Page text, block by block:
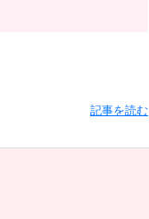
記事を読む